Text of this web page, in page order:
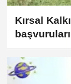
Kırsal
başvuruları